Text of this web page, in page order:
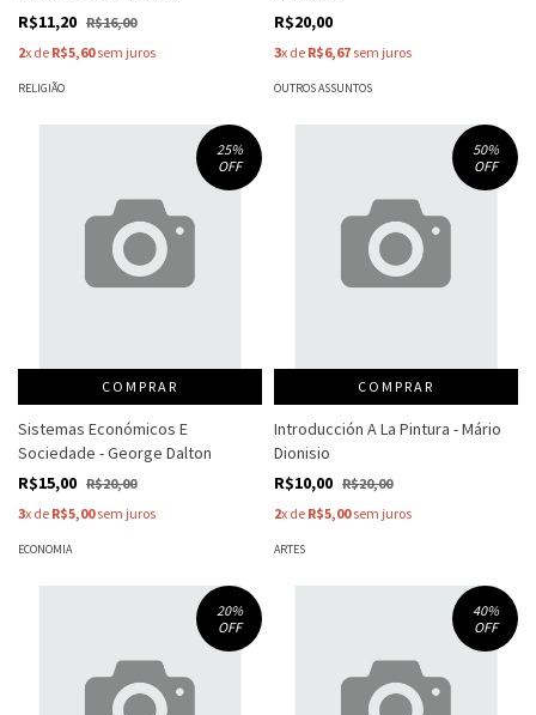
R$11,20 R$16,00
2x de R$5,60sem juros
RELIGIÃO
R$20,00
3x de R$6,67 sem juros
OUTROS ASSUNTOS
25%
OFF
COMPRAR
Sistemas Económicos E
Sociedade - George Dalton
R$15,00 R$20,00
3x de R$5,00sem juros
ECONOMIA
50%
OFF
COMPRAR
Introducción A La Pintura - Mário
Dionisio
R$10,00 R$20,00
2x de R$5,00sem juros
ARTES
20%
OFF
40%
OFF